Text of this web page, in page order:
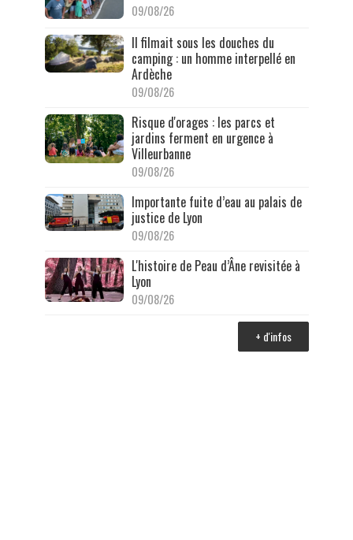
09/08/26
Il filmait sous les douches du
camping : un homme interpellé en
Ardèche
09/08/26
Risque d'orages : les parcs et
jardins ferment en urgence à
Villeurbanne
09/08/26
Importante fuite d’eau au palais de
justice de Lyon
09/08/26
L'histoire de Peau d’Âne revisitée à
Lyon
09/08/26
+ d'infos